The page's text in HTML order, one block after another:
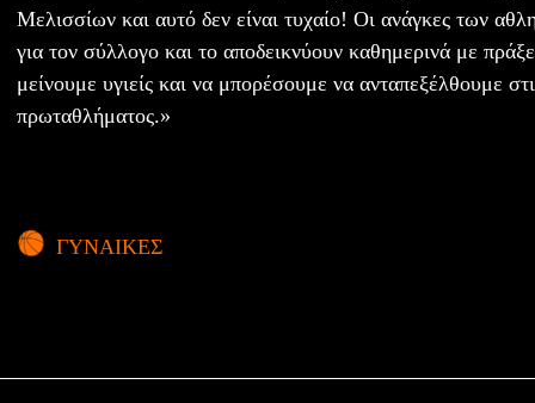
Μελισσίων και αυτό δεν είναι τυχαίο! Οι ανάγκες των
για τον σύλλογο και το αποδεικνύουν καθημερινά με
μείνουμε υγιείς και να μπορέσουμε να ανταπεξέλθουμε
πρωταθλήματος.»
ΓΥΝΑΙΚΕΣ